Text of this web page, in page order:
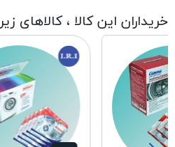
خریداران این کالا ، کالاهای